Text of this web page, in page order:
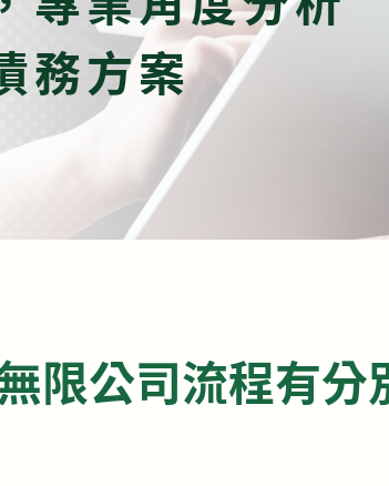
務方案
限公司流程有